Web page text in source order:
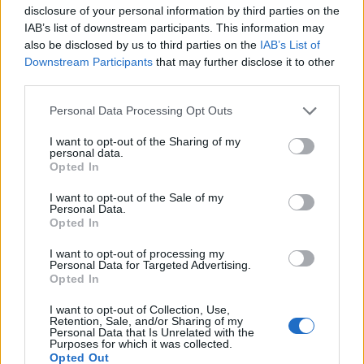
disclosure of your personal information by third parties on the
IAB’s list of downstream participants. This information may
also be disclosed by us to third parties on the IAB’s List of
Downstream Participants that may further disclose it to other
Please note that this website/app uses one or more Google
not limited to your visit or usage behaviour. You may click to
grant or deny consent to Google and its third-party tags to
use your data for below specified purposes in below Google
consent section.
Personal Data Processing Opt Outs
I want to opt-out of the Sharing of my
personal data.
Opted In
I want to opt-out of the Sale of my
Personal Data.
Opted In
I want to opt-out of processing my
Personal Data for Targeted Advertising.
Opted In
I want to opt-out of Collection, Use,
Retention, Sale, and/or Sharing of my
Personal Data that Is Unrelated with the
Purposes for which it was collected.
Opted Out
τη χρονική καθυστέρηση όσο και τη σημαντική
αύξηση του κόστους κατασκευής, συμπλήρωσε. Για
παράδειγμα, παρατήρησε, με βάση τη νέα
ταξινομία της Ευρωπαϊκής Ένωσης, απαιτείται η
χρήση μίας νέας γενιάς υλικών, που έχουν ειδικό
το περιβάλλον, γεγονός που δημιουργεί
επιπρόσθετες προκλήσεις στην υλοποίηση των
Παράλληλα, ο κ. Αρανίτης υπογράμμισε ότι υπάρχει
αντικειμενικό θέμα αναπροσαρμογής του κόστους
των έργων, καθώς οι συνθήκες κατά τις οποίες
είχαν δημοπρατηθεί στο πρόσφατο παρελθόν,
έχουν αλλάξει ριζικά και το κόστος τους έχει
εκτοξευθεί. Κι έκανε έκκληση να βρεθούν από